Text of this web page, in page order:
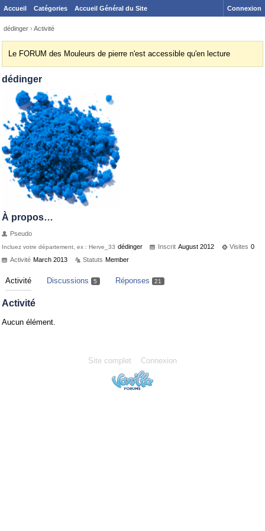
Accueil Catégories Accueil Général du Site Connexion
dédinger › Activité
Le FORUM des Mouleurs de pierre n'est accessible qu'en lecture
dédinger
À propos…
Pseudo
Incluez votre département, ex : Herve_33 dédinger Inscrit August 2012 Visites 0
Activité March 2013 Statuts Member
Activité Discussions 5 Réponses 21
Activité
Aucun élément.
Site complet Connexion